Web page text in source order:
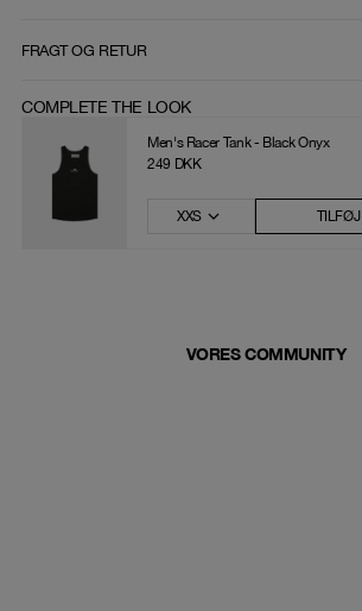
FRAGT OG RETUR
COMPLETE THE LOOK
Men's Racer Tank - Black Onyx
249 DKK
XXS TILFØJ
VORES COMMUNITY